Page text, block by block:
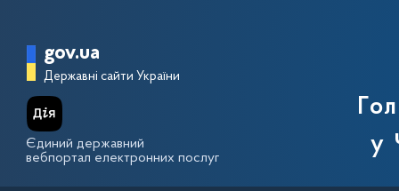
Головна сторінка Державної
gov.ua
Державні сайти України
Єдиний державний
вебпортал електронних послуг
у